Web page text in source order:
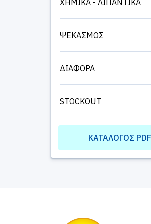
ΧΗΜΙΚΑ - ΛΙΠΑΝΤΙΚΑ
ΨΕΚΑΣΜΟΣ
ΔΙΑΦΟΡΑ
STOCKOUT
ΚΑΤΆΛΟΓΟΣ PDF